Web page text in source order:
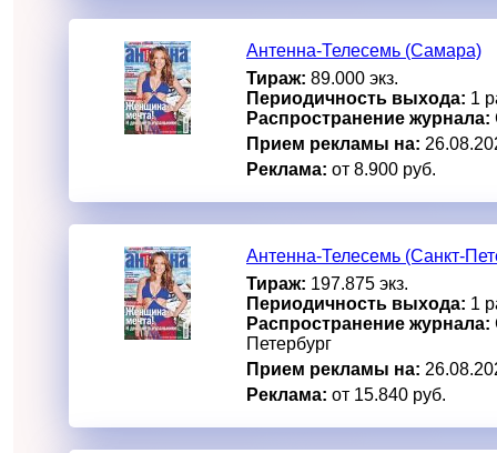
Антенна-Телесемь (Самара)
Тираж: 89.000 экз.
Периодичность выхода: 1
Распространение журнала:
Прием рекламы на:
Реклама: от 8.900 руб.
Антенна-Телесемь (Санкт-
Тираж: 197.875 экз.
Периодичность выхода: 1
Распространение журнала:
Петербург
Прием рекламы на:
Реклама: от 15.840 руб.